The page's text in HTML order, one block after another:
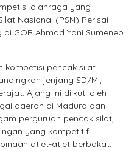
olahraga yang
Nasional (PSN) Perisai
GOR Ahmad Yani Sumenep
kompetisi pencak silat
jenjang SD/MI,
Ajang ini diikuti oleh
daerah di Madura dan
perguruan pencak silat,
yang kompetitif
atlet-atlet berbakat.